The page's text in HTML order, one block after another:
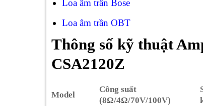
Loa âm trần Bose
Loa âm trần OBT
Thông số kỹ thuật
CSA2120Z
Model
Công suất
(8Ω/4Ω/70V/100V)